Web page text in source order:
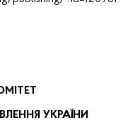
УКРАЇНИ